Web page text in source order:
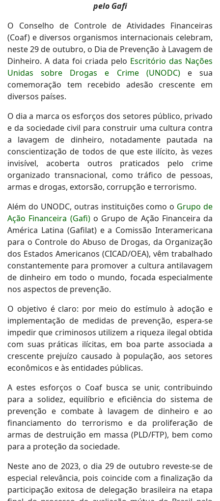
pelo Gafi
O Conselho de Controle de Atividades Financeiras
(Coaf) e diversos organismos internacionais celebram,
neste 29 de outubro, o Dia de Prevenção à Lavagem de
Dinheiro. A data foi criada pelo Escritório das Nações
Unidas sobre Drogas e Crime (UNODC)e sua
comemoração tem recebido adesão crescente em
diversos países.
O dia a marca os esforços dos setores público, privado
e da sociedade civil para construir uma cultura contra
a lavagem de dinheiro, notadamente pautada na
conscientização de todos de que este ilícito, às vezes
invisível, acoberta outros praticados pelo crime
organizado transnacional, como tráfico de pessoas,
armas e drogas, extorsão, corrupção e terrorismo.
Além do UNODC, outras instituições como o Grupo de
Ação Financeira (Gafi)o Grupo de Ação Financeira da
América Latina (Gafilat) e a Comissão Interamericana
para o Controle do Abuso de Drogas, da Organização
dos Estados Americanos (CICAD/OEA), vêm trabalhado
constantemente para promover a cultura antilavagem
de dinheiro em todo o mundo, focada especialmente
nos aspectos de prevenção.
O objetivo é claro: por meio do estímulo à adoção e
implementação de medidas de prevenção, espera-se
impedir que criminosos utilizem a riqueza ilegal obtida
com suas práticas ilícitas, em boa parte associada a
crescente prejuízo causado à população, aos setores
econômicos e às entidades públicas.
A estes esforços o Coaf busca se unir, contribuindo
para a solidez, equilíbrio e eficiência do sistema de
prevenção e combate à lavagem de dinheiro e ao
financiamento do terrorismo e da proliferação de
armas de destruição em massa (PLD/FTP), bem como
para a proteção da sociedade.
Neste ano de 2023, o dia 29 de outubro reveste-se de
especial relevância, pois coincide com a finalização da
participação exitosa de delegação brasileira na etapa